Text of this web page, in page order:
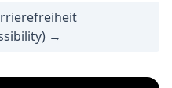
→